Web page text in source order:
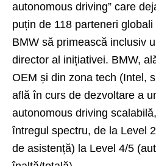
autonomous driving” care
puțin de 118 parteneri globali
BMW să primească inclusiv
director al inițiativei. BMW,
OEM și din zona tech (Intel,
află în curs de dezvoltare a
autonomous driving
întregul spectru, de la Level
de asistență) la Level 4/5